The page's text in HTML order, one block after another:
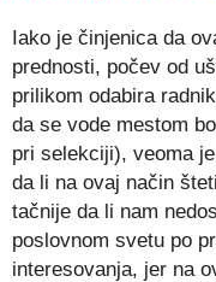
Iako je činjenica da
prednosti, počev od
prilikom odabira
da se vode mestom
pri selekciji), veoma
da li na ovaj način
tačnije da li nam
poslovnom svetu po
interesovanja, jer na